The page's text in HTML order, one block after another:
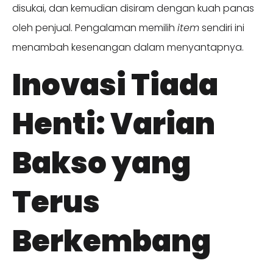
disukai, dan kemudian disiram dengan kuah panas
oleh penjual. Pengalaman memilih itemsendiri ini
menambah kesenangan dalam menyantapnya.
Inovasi Tiada
Henti: Varian
Bakso yang
Terus
Berkembang